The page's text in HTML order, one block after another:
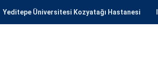
Yeditepe Üniversitesi Kozyatağı Hastanesi